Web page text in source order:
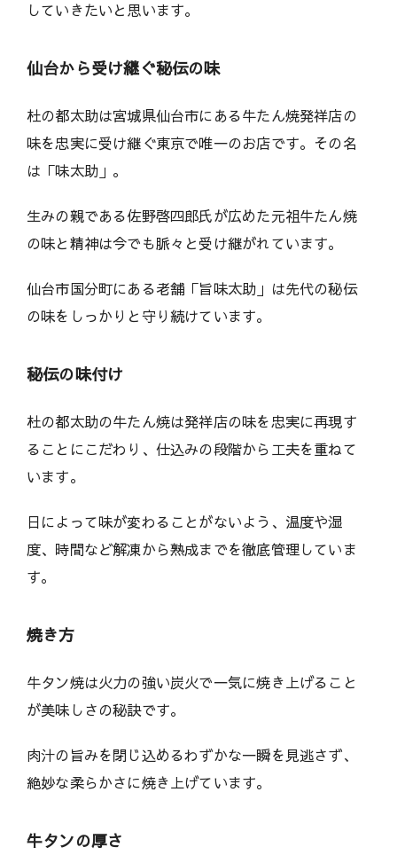
していきたいと思います。
仙台から受け継ぐ秘伝の味
杜の都太助は宮城県仙台市にある牛たん焼発祥店の
味を忠実に受け継ぐ東京で唯一のお店です。その名
は「味太助」。
生みの親である佐野啓四郎氏が広めた元祖牛たん焼
の味と精神は今でも脈々と受け継がれています。
仙台市国分町にある老舗「旨味太助」は先代の秘伝
の味をしっかりと守り続けています。
秘伝の味付け
杜の都太助の牛たん焼は発祥店の味を忠実に再現す
ることにこだわり、仕込みの段階から工夫を重ねて
います。
日によって味が変わることがないよう、温度や湿
度、時間など解凍から熟成までを徹底管理していま
す。
焼き方
牛タン焼は火力の強い炭火で一気に焼き上げること
が美味しさの秘訣です。
肉汁の旨みを閉じ込めるわずかな一瞬を見逃さず、
絶妙な柔らかさに焼き上げています。
牛タンの厚さ